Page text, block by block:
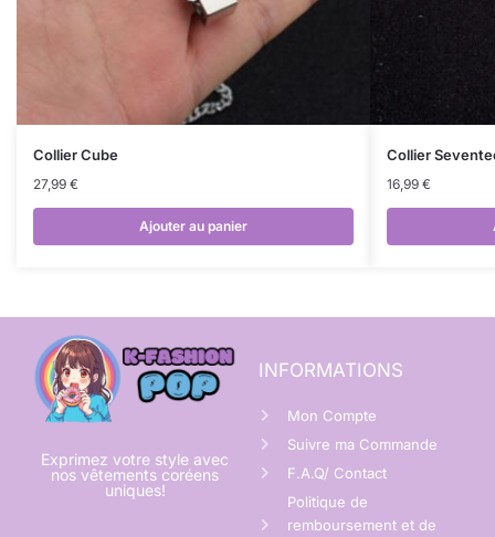
Collier Cube
27,99 €
Ajouter au panier
Collier
16,99 €
Exprimez votre style avec
nos vêtements coréens
uniques!
INFORMATIONS
Mon Compte
Suivre ma Commande
F.A.Q/ Contact
Politique de
remboursement et de